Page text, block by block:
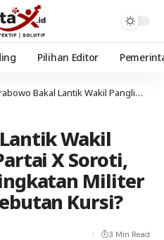
Pilihan Editor
Bakal Lantik Wakil Panglima TNI, Partai X Soroti, Apakah Ini Peningkatan Militer atau Hanya Perebutan Kursi?
Wakil
X Soroti,
Militer
Kursi?
3 Min Read